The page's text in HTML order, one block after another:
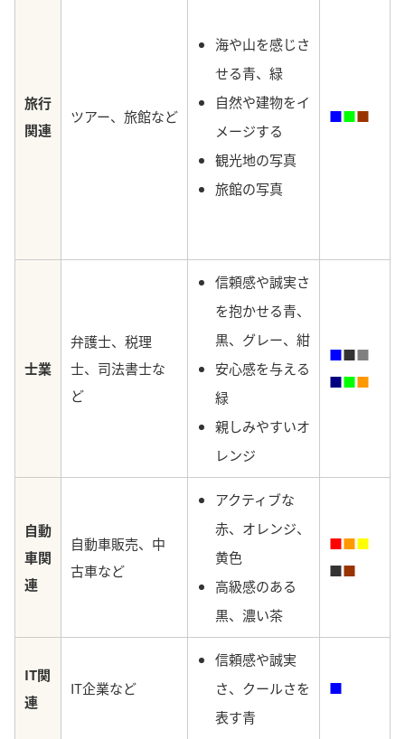
旅行
関連
ツアー、旅館など
海や山を感じさ
せる青、緑
自然や建物をイ
メージする
観光地の写真
旅館の写真
■■■
士業
弁護士、税理
士、司法書士な
ど
信頼感や誠実さ
を抱かせる青、
黒、グレー、紺
安心感を与える
緑
親しみやすいオ
レンジ
■■■
■■■
自動
車関
連
自動車販売、中
古車など
アクティブな
赤、オレンジ、
黄色
高級感のある
黒、濃い茶
■■■
■■
IT関
連
IT企業など
信頼感や誠実
さ、クールさを
表す青
■